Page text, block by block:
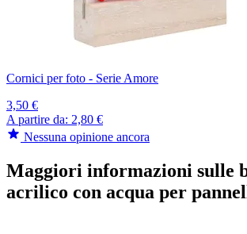
Cornici per foto - Serie Amore
3,50 €
A partire da: 2,80 €
Nessuna opinione ancora
Maggiori informazioni sulle
acrilico con acqua per